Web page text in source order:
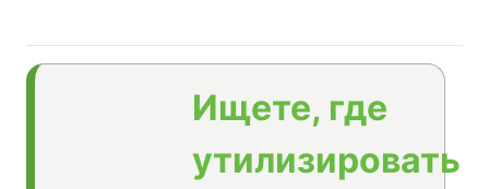
Ищете, где
утилизировать